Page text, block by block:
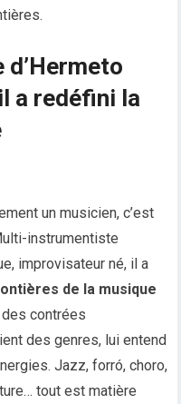
a redéfini la
un musicien, c’est
instrumentiste
improvisateur né, il a
de la musique
des contrées
des genres, lui entend
Jazz, forró, choro,
tout est matière